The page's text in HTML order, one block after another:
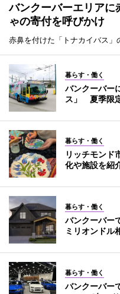
バンクーバーエリア
ゃの寄付を呼びかけ
赤鼻を付けた「トナカイバス」
暮らす・働く
バンクーバー
ス」 夏季限
暮らす・働く
リッチモン
化や施設を紹
暮らす・働く
バンクーバー
ミリオンドル
暮らす・働く
バンクーバー